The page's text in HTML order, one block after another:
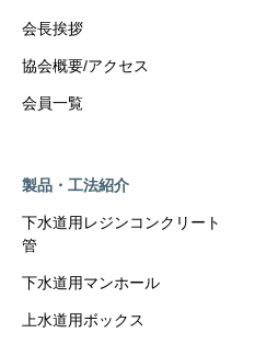
会長挨拶
協会概要/アクセス
会員一覧
製品・工法紹介
下水道用レジンコンクリート
管
下水道用マンホール
上水道用ボックス